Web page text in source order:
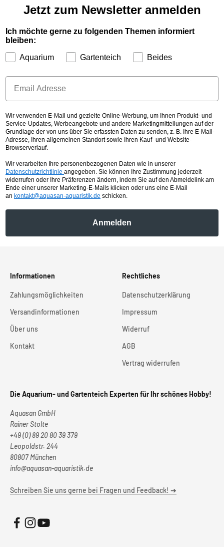
Jetzt zum Newsletter anmelden
Ich möchte gerne zu folgenden Themen informiert
bleiben:
Aquarium
Gartenteich Beides
Wir verwenden E-Mail und gezielte Online-Werbung, um Ihnen Produkt- und
Service-Updates, Werbeangebote und andere Marketingmitteilungen auf der
Grundlage der von uns über Sie erfassten Daten zu senden, z. B. Ihre E-Mail-
Adresse, Ihren allgemeinen Standort sowie Ihren Kauf- und Website-
Browserverlauf.
Wir verarbeiten Ihre personenbezogenen Daten wie in unserer
Datenschutzrichtlinie angegeben. Sie können Ihre Zustimmung jederzeit
widerrufen oder Ihre Präferenzen ändern, indem Sie auf den Abmeldelink am
Ende einer unserer Marketing-E-Mails klicken oder uns eine E-Mail
an kontakt@aquasan-aquaristik.de schicken.
Anmelden
Informationen
Zahlungsmöglichkeiten
Versandinformationen
Über uns
Kontakt
Rechtliches
Datenschutzerklärung
Impressum
Widerruf
AGB
Vertrag widerrufen
Die Aquarium- und Gartenteich Experten für Ihr schönes Hobby!
Aquasan GmbH
Rainer Stolte
+49 (0) 89 20 80 39 379
Leopoldstr. 244
80807 München
info@aquasan-aquaristik.de
Schreiben Sie uns gerne bei Fragen und Feedback! ➔